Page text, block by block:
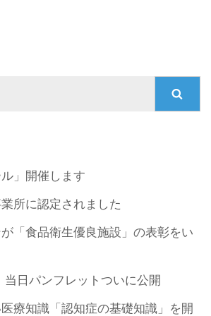
」開催します
所に認定されました
「食品衛生優良施設」の表彰をい
日パンフレットついに公開
医療知識「認知症の基礎知識」を開